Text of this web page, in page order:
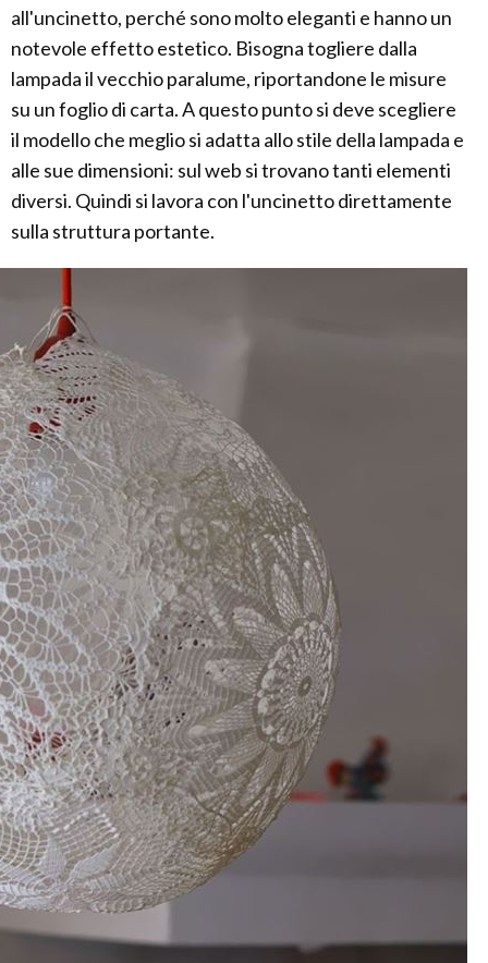
all'uncinetto, perché sono molto eleganti e hanno un
notevole effetto estetico. Bisogna togliere dalla
lampada il vecchio paralume, riportandone le misure
su un foglio di carta. A questo punto si deve scegliere
il modello che meglio si adatta allo stile della lampada e
alle sue dimensioni: sul web si trovano tanti elementi
diversi. Quindi si lavora con l'uncinetto direttamente
sulla struttura portante.